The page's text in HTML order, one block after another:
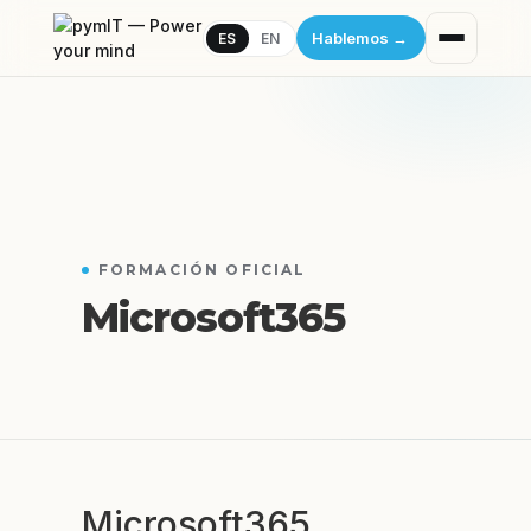
ES EN Hablemos →
FORMACIÓN OFICIAL
Microsoft365